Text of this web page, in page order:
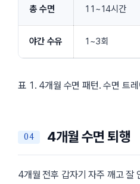
총 수면 11~14시간
야간 수유 1~3회
표 1. 4개월 수면 패턴. 수면 트
4개월 수면 퇴행
4개월 전후 갑자기 자주 깨고 잘